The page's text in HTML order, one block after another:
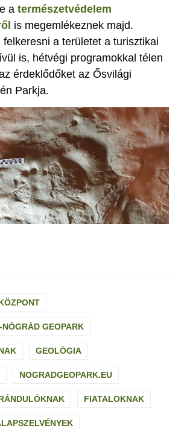
a természetvédelem
is megemlékeznek majd.
felkeresni a területet a turisztikai
is, hétvégi programokkal télen
érdeklődőket az Ősvilági
Parkja.
NÓGRÁD GEOPARK
GEOLÓGIA
NOGRADGEOPARK.EU
FIATALOKNAK